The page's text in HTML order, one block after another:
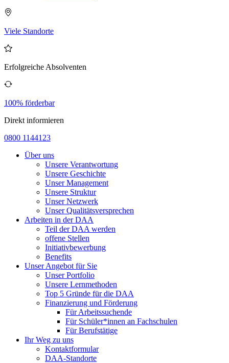
Viele Standorte
Erfolgreiche Absolventen
100% förderbar
Direkt informieren
0800 1144123
Über uns
Unsere Verantwortung
Unsere Geschichte
Unser Management
Unsere Struktur
Unser Netzwerk
Unser Qualitätsversprechen
Arbeiten in der DAA
Teil der DAA werden
offene Stellen
Initiativbewerbung
Benefits
Unser Angebot für Sie
Unser Portfolio
Unsere Lernmethoden
Top 5 Gründe für die DAA
Finanzierung und Förderung
Für Arbeitssuchende
Für Schüler*innen an Fachschulen
Für Berufstätige
Ihr Weg zu uns
Kontaktformular
DAA-Standorte